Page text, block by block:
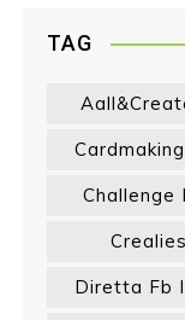
TAG
Cardmaking
Challenge
Crealies
Diretta Fb